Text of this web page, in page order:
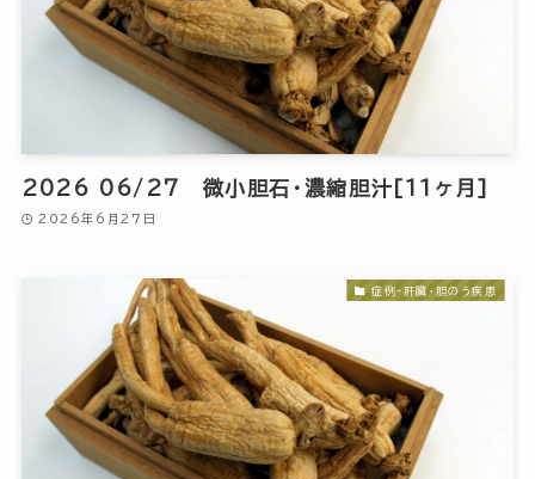
2026 06/27 微小胆石・濃縮胆汁[11ヶ月]
2026年6月27日
症例-肝臓・胆のう疾患